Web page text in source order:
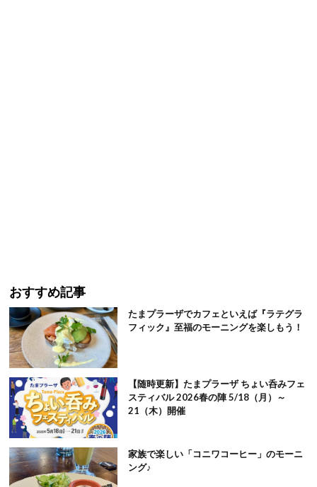
おすすめ記事
たまプラーザでカフェといえば『ラテグラ
フィック』至福のモーニングを楽しもう！
【随時更新】たまプラーザ ちょい呑みフェ
スティバル 2026春の陣 5/18（月）～
21（木）開催
家族で楽しい「コニワコーヒー」のモーニ
ング♪